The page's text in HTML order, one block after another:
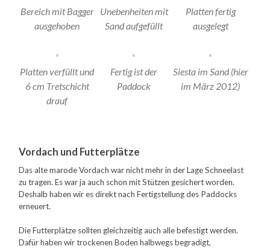
Bereich mit Bagger
ausgehoben
Unebenheiten mit
Sand aufgefüllt
Platten fertig
ausgelegt
Platten verfüllt und
6 cm Tretschicht
drauf
Fertig ist der
Paddock
Siesta im Sand (hier
im März 2012)
Vordach und Futterplätze
Das alte marode Vordach war nicht mehr in der Lage Schneelast
zu tragen. Es war ja auch schon mit Stützen gesichert worden.
Deshalb haben wir es direkt nach Fertigstellung des Paddocks
erneuert.
Die Futterplätze sollten gleichzeitig auch alle befestigt werden.
Dafür haben wir trockenen Boden halbwegs begradigt,